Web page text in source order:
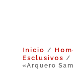
Inicio /
Esclusivos /
«Arquero